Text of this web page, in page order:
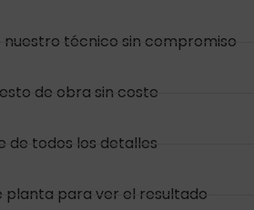
nuestro técnico sin compromiso
de obra sin coste
de todos los detalles
planta para ver el resultado